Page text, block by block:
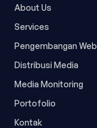
About Us
Services
Pengembangan Web
Distribusi Media
Media Monitoring
Portofolio
Kontak